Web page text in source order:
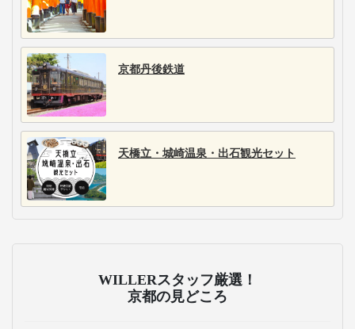
京都丹後鉄道
天橋立・城崎温泉・出石観光セット
WILLERスタッフ厳選！
京都の見どころ